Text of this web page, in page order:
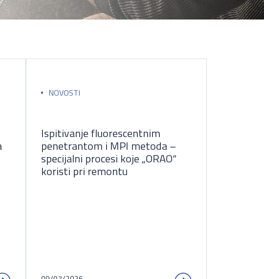
NOVOSTI
Ispitivanje fluorescentnim
penetrantom i MPI metoda –
specijalni procesi koje „ORAO“
koristi pri remontu